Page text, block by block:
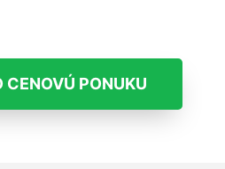
CENOVÚ PONUKU